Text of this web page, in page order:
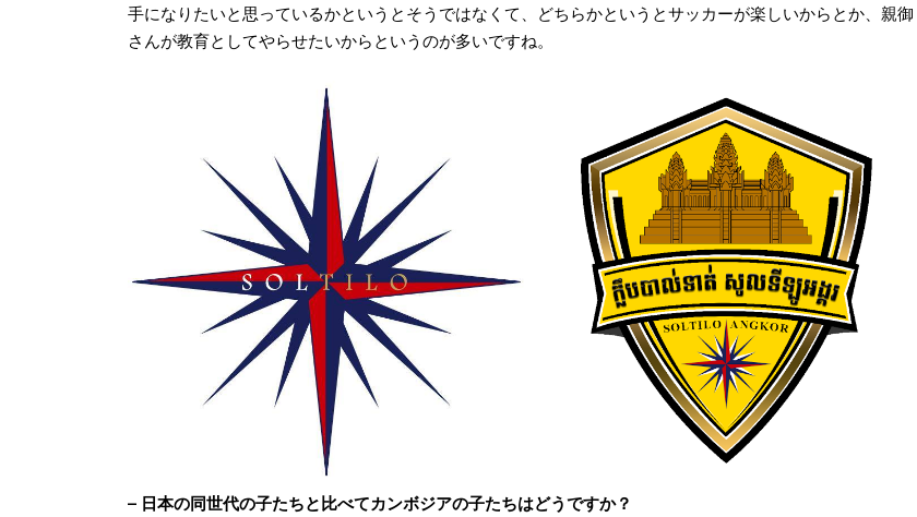
手になりたいと思っているかというとそうではなくて、どちらかというとサッカーが楽しいからとか、親御
さんが教育としてやらせたいからというのが多いですね。
– 日本の同世代の子たちと比べてカンボジアの子たちはどうですか？